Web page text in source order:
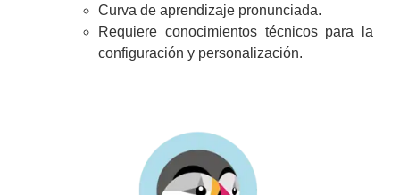
Curva de aprendizaje pronunciada.
Requiere conocimientos técnicos para la
configuración y personalización.